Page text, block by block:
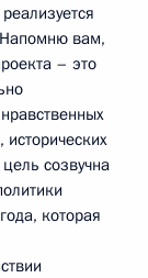
Напомню вам,
– это
созвучна
которая